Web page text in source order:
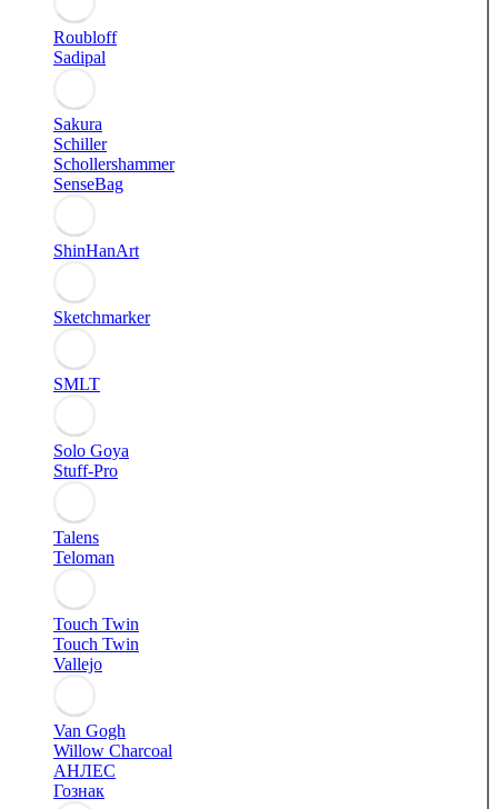
Roubloff
Sadipal
Sakura
Schiller
Schollershammer
SenseBag
ShinHanArt
Sketchmarker
SMLT
Solo Goya
Stuff-Pro
Talens
Teloman
Touch Twin
Touch Twin
Vallejo
Van Gogh
Willow Charcoal
АНЛЕС
Гознак